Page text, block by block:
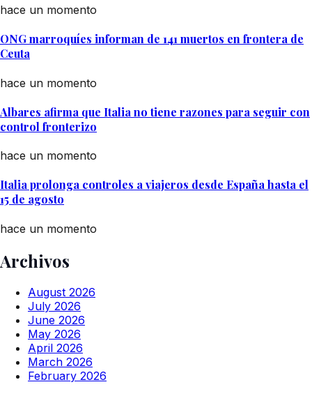
hace un momento
ONG marroquíes informan de 141 muertos en frontera de
Ceuta
hace un momento
Albares afirma que Italia no tiene razones para seguir con
control fronterizo
hace un momento
Italia prolonga controles a viajeros desde España hasta el
15 de agosto
hace un momento
Archivos
August 2026
July 2026
June 2026
May 2026
April 2026
March 2026
February 2026